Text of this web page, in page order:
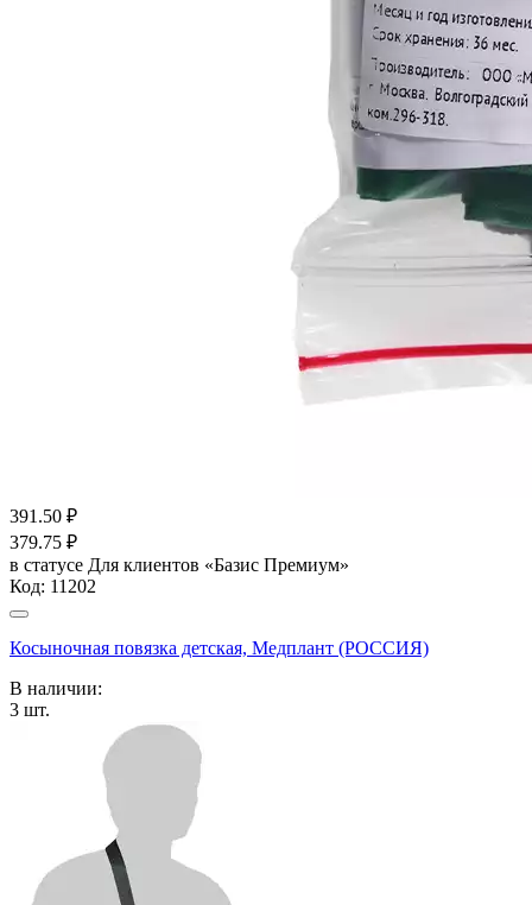
391.50 ₽
379.75 ₽
в статусе Для клиентов «Базис Премиум»
Код: 11202
Косыночная повязка детская, Медплант (РОССИЯ)
В наличии:
3 шт.